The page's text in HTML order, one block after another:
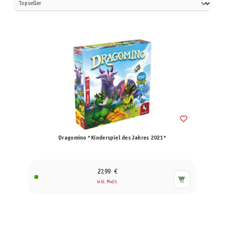
Dragomino *Kinderspiel des Jahres 2021*
27,99 €
inkl. MwSt.